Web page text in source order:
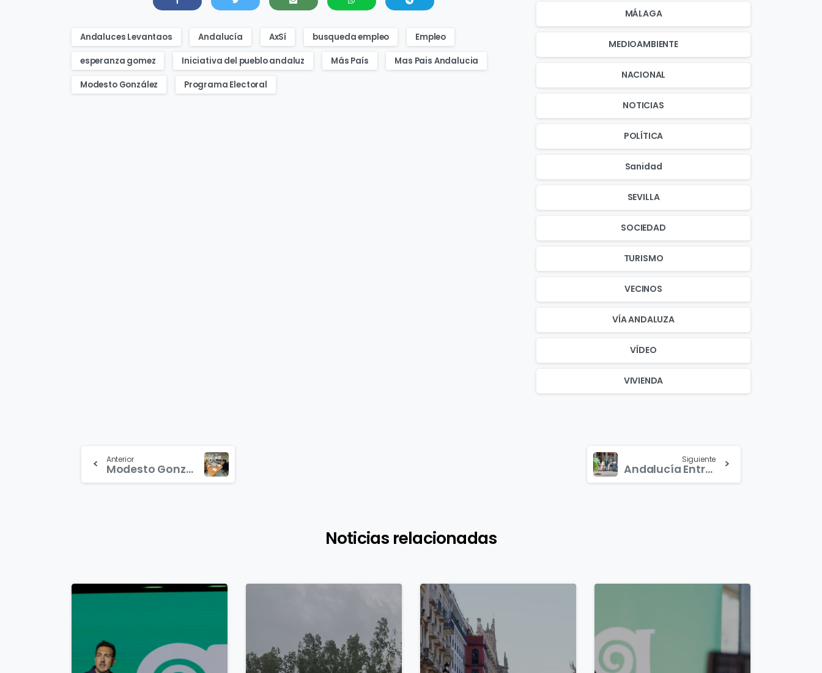
Andaluces Levantaos Andalucía AxSí busqueda empleo Empleo
esperanza gomez Iniciativa del pueblo andaluz Más País Mas Pais Andalucia
Modesto González Programa Electoral
MÁLAGA
MEDIOAMBIENTE
NACIONAL
NOTICIAS
POLÍTICA
Sanidad
SEVILLA
SOCIEDAD
TURISMO
VECINOS
VÍA ANDALUZA
VÍDEO
VIVIENDA
Continue
Reading
Anterior
Modesto González, candidato a la Junta por AxSí, reúne a su comisión de alcaldes
Siguiente
Andalucía Entre Tod@s y AxSí firman un acuerdo para impulsar políticas de forma común ￼
Noticias relacionadas